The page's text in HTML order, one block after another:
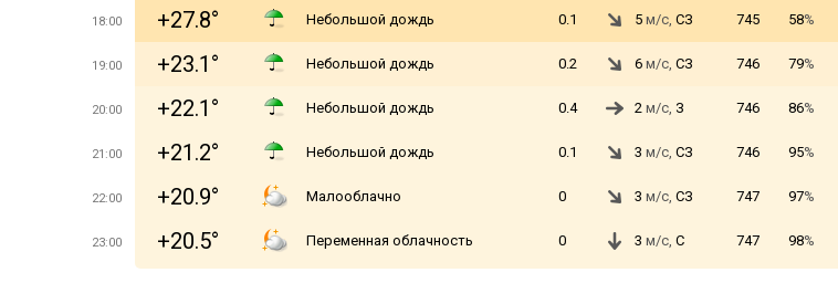
18:00 +27.8° Небольшой дождь 0.1 5 м/с, СЗ 745 58%
19:00 +23.1° Небольшой дождь 0.2 6 м/с, СЗ 746 79%
20:00 +22.1° Небольшой дождь 0.4 2 м/с, З 746 86%
21:00 +21.2° Небольшой дождь 0.1 3 м/с, СЗ 746 95%
22:00 +20.9° Малооблачно 0 3 м/с, СЗ 747 97%
23:00 +20.5° Переменная облачность 0 3 м/с, С 747 98%